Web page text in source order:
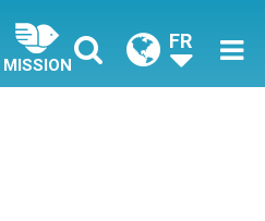
MISSION
FR